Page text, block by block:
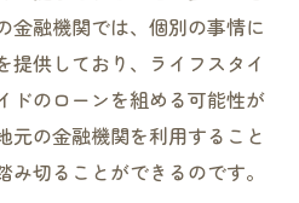
金融機関では、個別の事情に
提供しており、ライフスタイ
ドのローンを組める可能性が
元の金融機関を利用すること
切ることができるのです。